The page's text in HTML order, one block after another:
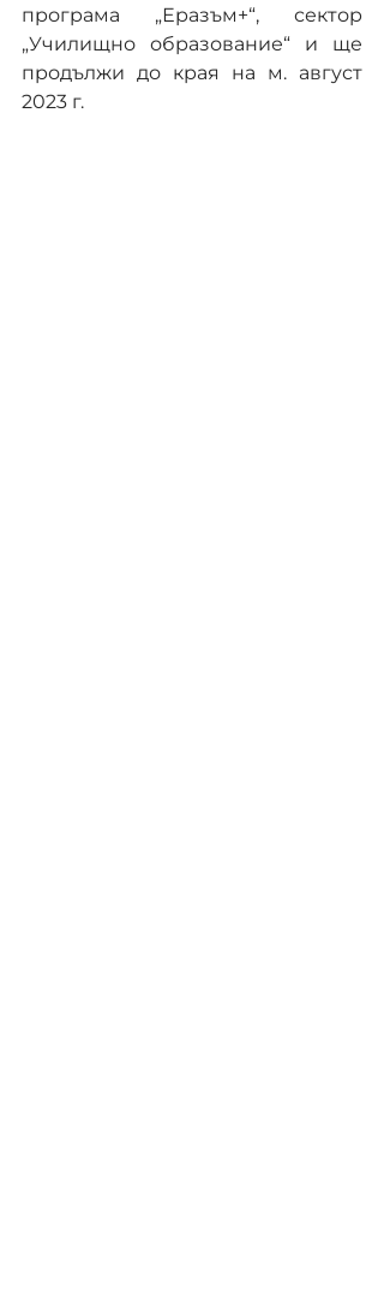
програма „Еразъм+“, сектор
„Училищно образование“ и ще
продължи до края на м. август
2023 г.